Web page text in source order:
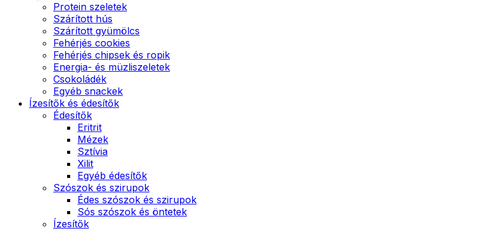
Protein szeletek
Szárított hús
Szárított gyümölcs
Fehérjés cookies
Fehérjés chipsek és ropik
Energia- és müzliszeletek
Csokoládék
Egyéb snackek
Ízesítők és édesítők
Édesítők
Eritrit
Mézek
Sztívia
Xilit
Egyéb édesítők
Szószok és szirupok
Édes szószok és szirupok
Sós szószok és öntetek
Ízesítők